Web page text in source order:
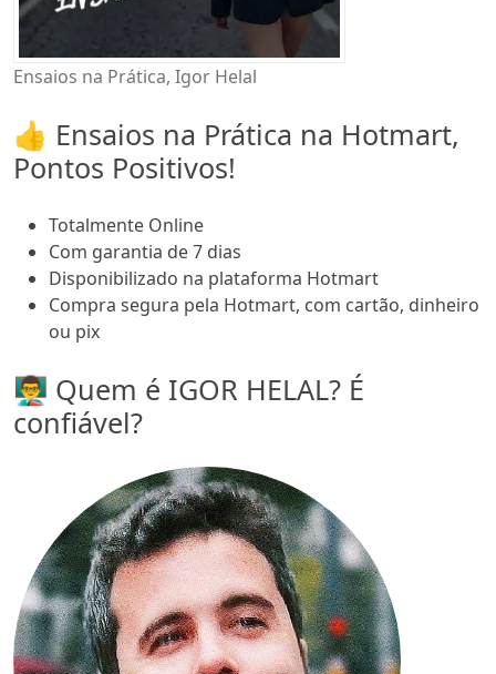
Ensaios na Prática, Igor Helal
👍 Ensaios na Prática na Hotmart,
Pontos Positivos!
Totalmente Online
Com garantia de 7 dias
Disponibilizado na plataforma Hotmart
Compra segura pela Hotmart, com cartão, dinheiro
ou pix
👨‍🏫 Quem é IGOR HELAL? É
confiável?